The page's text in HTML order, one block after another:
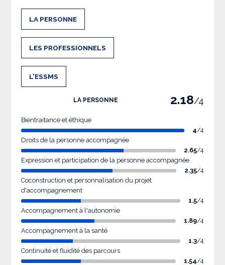
LA PERSONNE
LES PROFESSIONNELS
L'ESSMS
LA PERSONNE 2.18/4
Bientraitance et éthique
4/4
Droits de la personne accompagnée
2.65/4
Expression et participation de la personne accompagnée
2.35/4
Coconstruction et personnalisation du projet
d'accompagnement
1.5/4
Accompagnement à l'autonomie
1.89/4
Accompagnement à la santé
1.3/4
Continuité et fluidité des parcours
1.54/4